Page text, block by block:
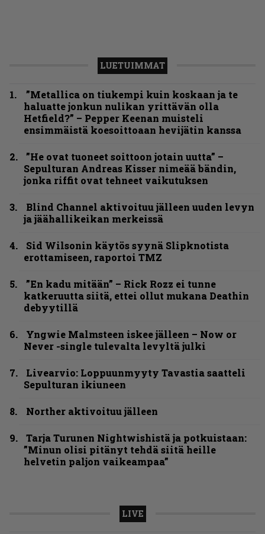
LUETUIMMAT
”Metallica on tiukempi kuin koskaan ja te
haluatte jonkun nulikan yrittävän olla
Hetfield?” – Pepper Keenan muisteli
ensimmäistä koesoittoaan hevijätin kanssa
”He ovat tuoneet soittoon jotain uutta” –
Sepulturan Andreas Kisser nimeää bändin,
jonka riffit ovat tehneet vaikutuksen
Blind Channel aktivoituu jälleen uuden levyn
ja jäähallikeikan merkeissä
Sid Wilsonin käytös syynä Slipknotista
erottamiseen, raportoi TMZ
”En kadu mitään” – Rick Rozz ei tunne
katkeruutta siitä, ettei ollut mukana Deathin
debyytillä
Yngwie Malmsteen iskee jälleen – Now or
Never -single tulevalta levyltä julki
Livearvio: Loppuunmyyty Tavastia saatteli
Sepulturan ikiuneen
Norther aktivoituu jälleen
Tarja Turunen Nightwishistä ja potkuistaan:
”Minun olisi pitänyt tehdä siitä heille
helvetin paljon vaikeampaa”
LIVE